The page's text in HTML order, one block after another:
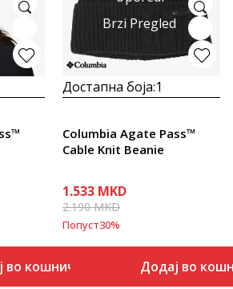
во кошничка
Brzi Pregled
Достапна боја:1
Columbia Agate Pass™
Cable Knit Beanie
1.533 MKD
2.190MKD
Попуст30%
Додај во